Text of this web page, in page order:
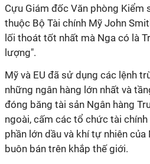
Cựu Giám đốc Văn phòng Kiểm
thuộc Bộ Tài chính Mỹ John
lối thoát tốt nhất mà Nga có là
lượng".
Mỹ và EU đã sử dụng các lệnh
những ngân hàng lớn nhất và
đóng băng tài sản Ngân hàng
ngoài, cấm các tổ chức tài chính
phần lớn dầu và khí tự nhiên
buôn bán trên khắp thế giới.